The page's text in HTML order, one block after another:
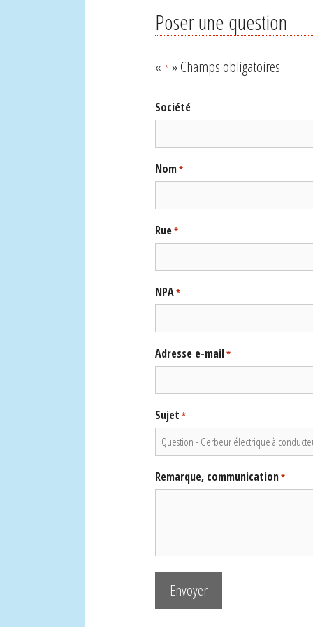
Poser une question
« * » Champs obligatoires
Société
Nom*
Rue*
NPA*
Adresse e-mail*
Sujet *
Remarque, communication*